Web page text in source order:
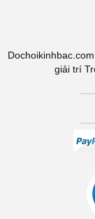
giải trí